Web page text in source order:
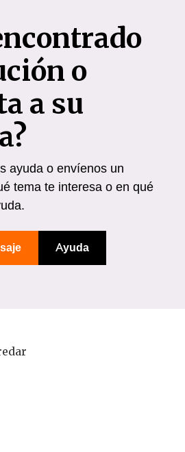
o
a su
ayuda o envíenos un
tema te interesa o en qué
Ayuda